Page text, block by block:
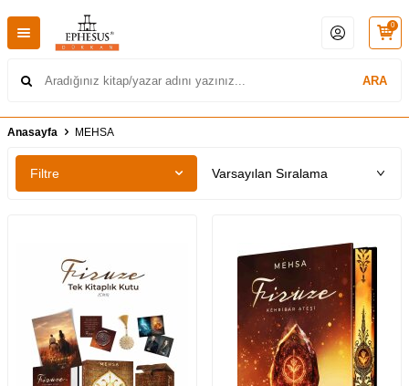
ARA
0
Anasayfa MEHSA
Filtre